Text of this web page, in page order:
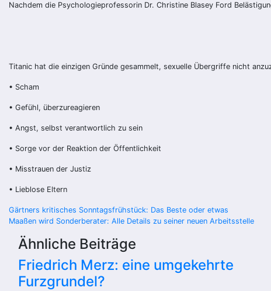
Nachdem die Psychologieprofessorin Dr. Christine Blasey Ford
Titanic hat die einzigen Gründe gesammelt, sexuelle Übergriffe nicht
• Scham
• Gefühl, überzureagieren
• Angst, selbst verantwortlich zu sein
• Sorge vor der Reaktion der Öffentlichkeit
• Misstrauen der Justiz
• Lieblose Eltern
Beitragsnavigation
Gärtners kritisches Sonntagsfrühstück: Das Beste oder etwas
Maaßen wird Sonderberater: Alle Details zu seiner neuen Arbeitsstelle
Ähnliche Beiträge
Friedrich Merz: eine umgekehrte
Furzgrundel?